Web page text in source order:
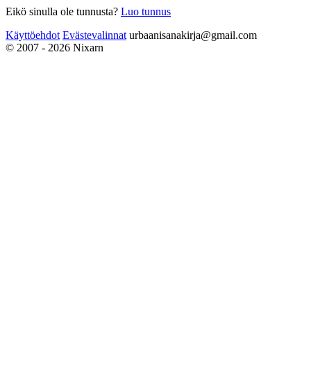
Eikö sinulla ole tunnusta? Luo tunnus
Käyttöehdot Evästevalinnat urbaanisanakirja@gmail.com
© 2007 - 2026 Nixarn